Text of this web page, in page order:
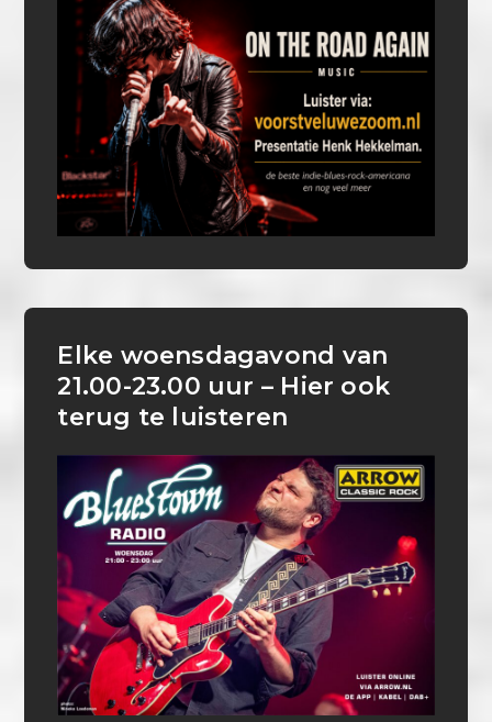
Elke woensdagavond van
21.00-23.00 uur – Hier ook
terug te luisteren